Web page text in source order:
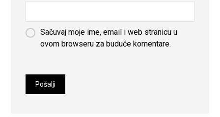
Sačuvaj moje ime, email i web stranicu u
ovom browseru za buduće komentare.